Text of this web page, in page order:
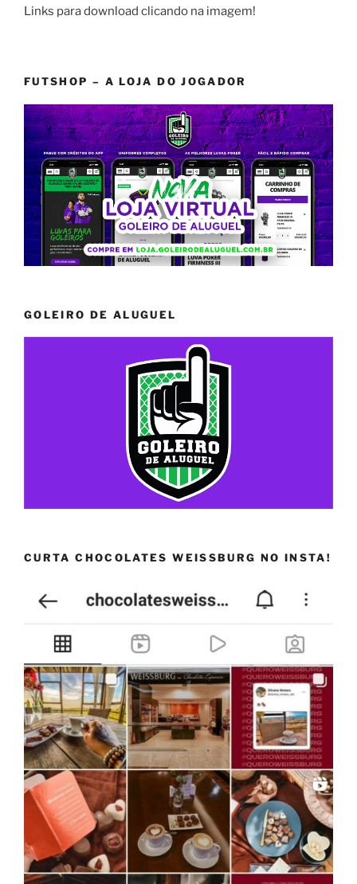
Links para download clicando na imagem!
FUTSHOP – A LOJA DO JOGADOR
GOLEIRO DE ALUGUEL
CURTA CHOCOLATES WEISSBURG NO INSTA!